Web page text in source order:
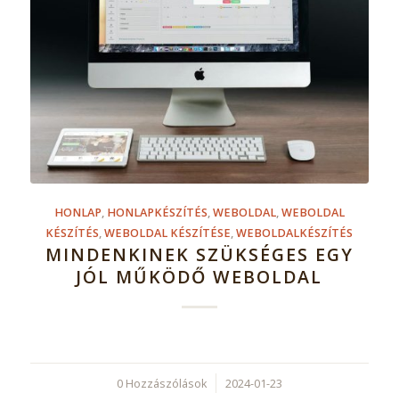
HONLAP, HONLAPKÉSZÍTÉS,WEBOLDAL,WEBOLDAL
KÉSZÍTÉS,WEBOLDAL KÉSZÍTÉSE,WEBOLDALKÉSZÍTÉS
MINDENKINEK SZÜKSÉGES EGY
JÓL MŰKÖDŐ WEBOLDAL
0 Hozzászólások
/ 2024-01-23